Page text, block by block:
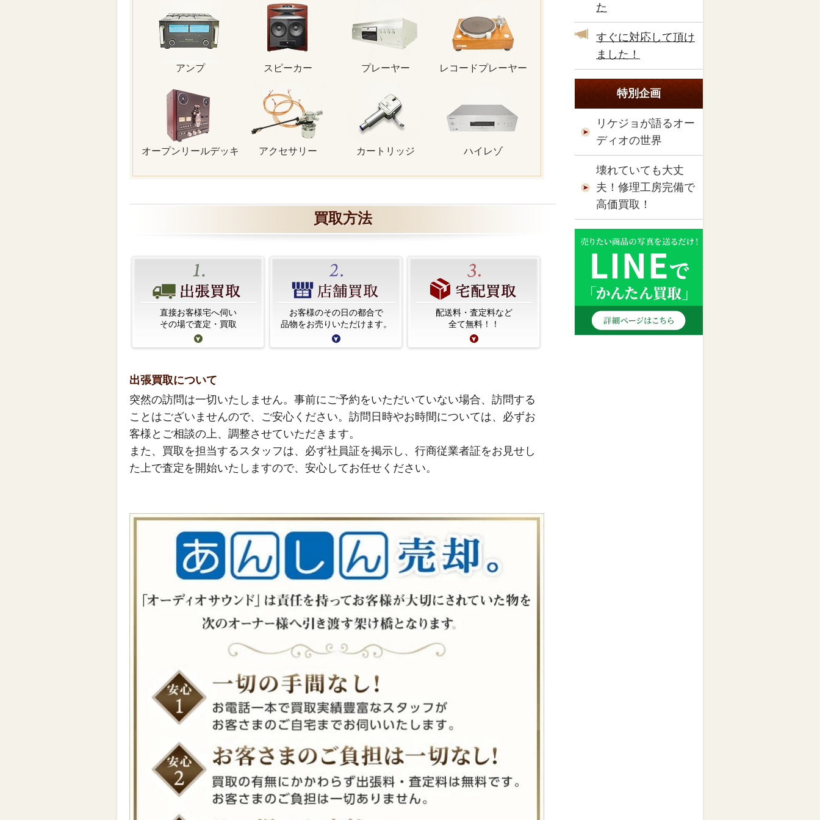
アンプ スピーカー プレーヤー レコードプレーヤー
オープンリールデッキ アクセサリー カートリッジ ハイレゾ
買取方法
直接お客様宅へ伺い
その場で査定・買取
お客様のその日の都合で
品物をお売りいただけます。
配送料・査定料など
全て無料！！
出張買取について
突然の訪問は一切いたしません。事前にご予約をいただいていない場合、訪問する
ことはございませんので、ご安心ください。訪問日時やお時間については、必ずお
客様とご相談の上、調整させていただきます。
また、買取を担当するスタッフは、必ず社員証を掲示し、行商従業者証をお見せし
た上で査定を開始いたしますので、安心してお任せください。
た
すぐに対応して頂け
ました！
特別企画
リケジョが語るオー
ディオの世界
壊れていても大丈
夫！修理工房完備で
高価買取！